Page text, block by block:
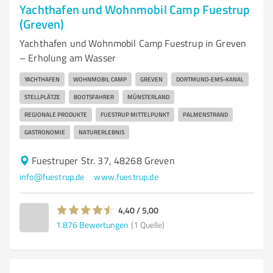
Yachthafen und Wohnmobil Camp Fuestrup
(Greven)
Yachthafen und Wohnmobil Camp Fuestrup in Greven
– Erholung am Wasser
YACHTHAFEN WOHNMOBIL CAMP GREVEN DORTMUND-EMS-KANAL
STELLPLÄTZE BOOTSFAHRER MÜNSTERLAND
REGIONALE PRODUKTE FUESTRUP MITTELPUNKT PALMENSTRAND
GASTRONOMIE NATURERLEBNIS
Fuestruper Str. 37, 48268 Greven
info@fuestrup.de www.fuestrup.de
4,40 / 5,00
1.876 Bewertungen (1 Quelle)